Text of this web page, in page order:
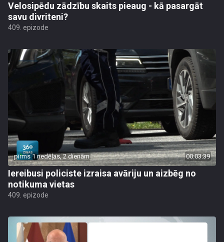
Velosipēdu zādzību skaits pieaug - kā pasargāt
savu divriteni?
409. epizode
pirms 1 nedēļas, 2 dienām 00:03:39
Iereibusi policiste izraisa avāriju un aizbēg no
notikuma vietas
409. epizode